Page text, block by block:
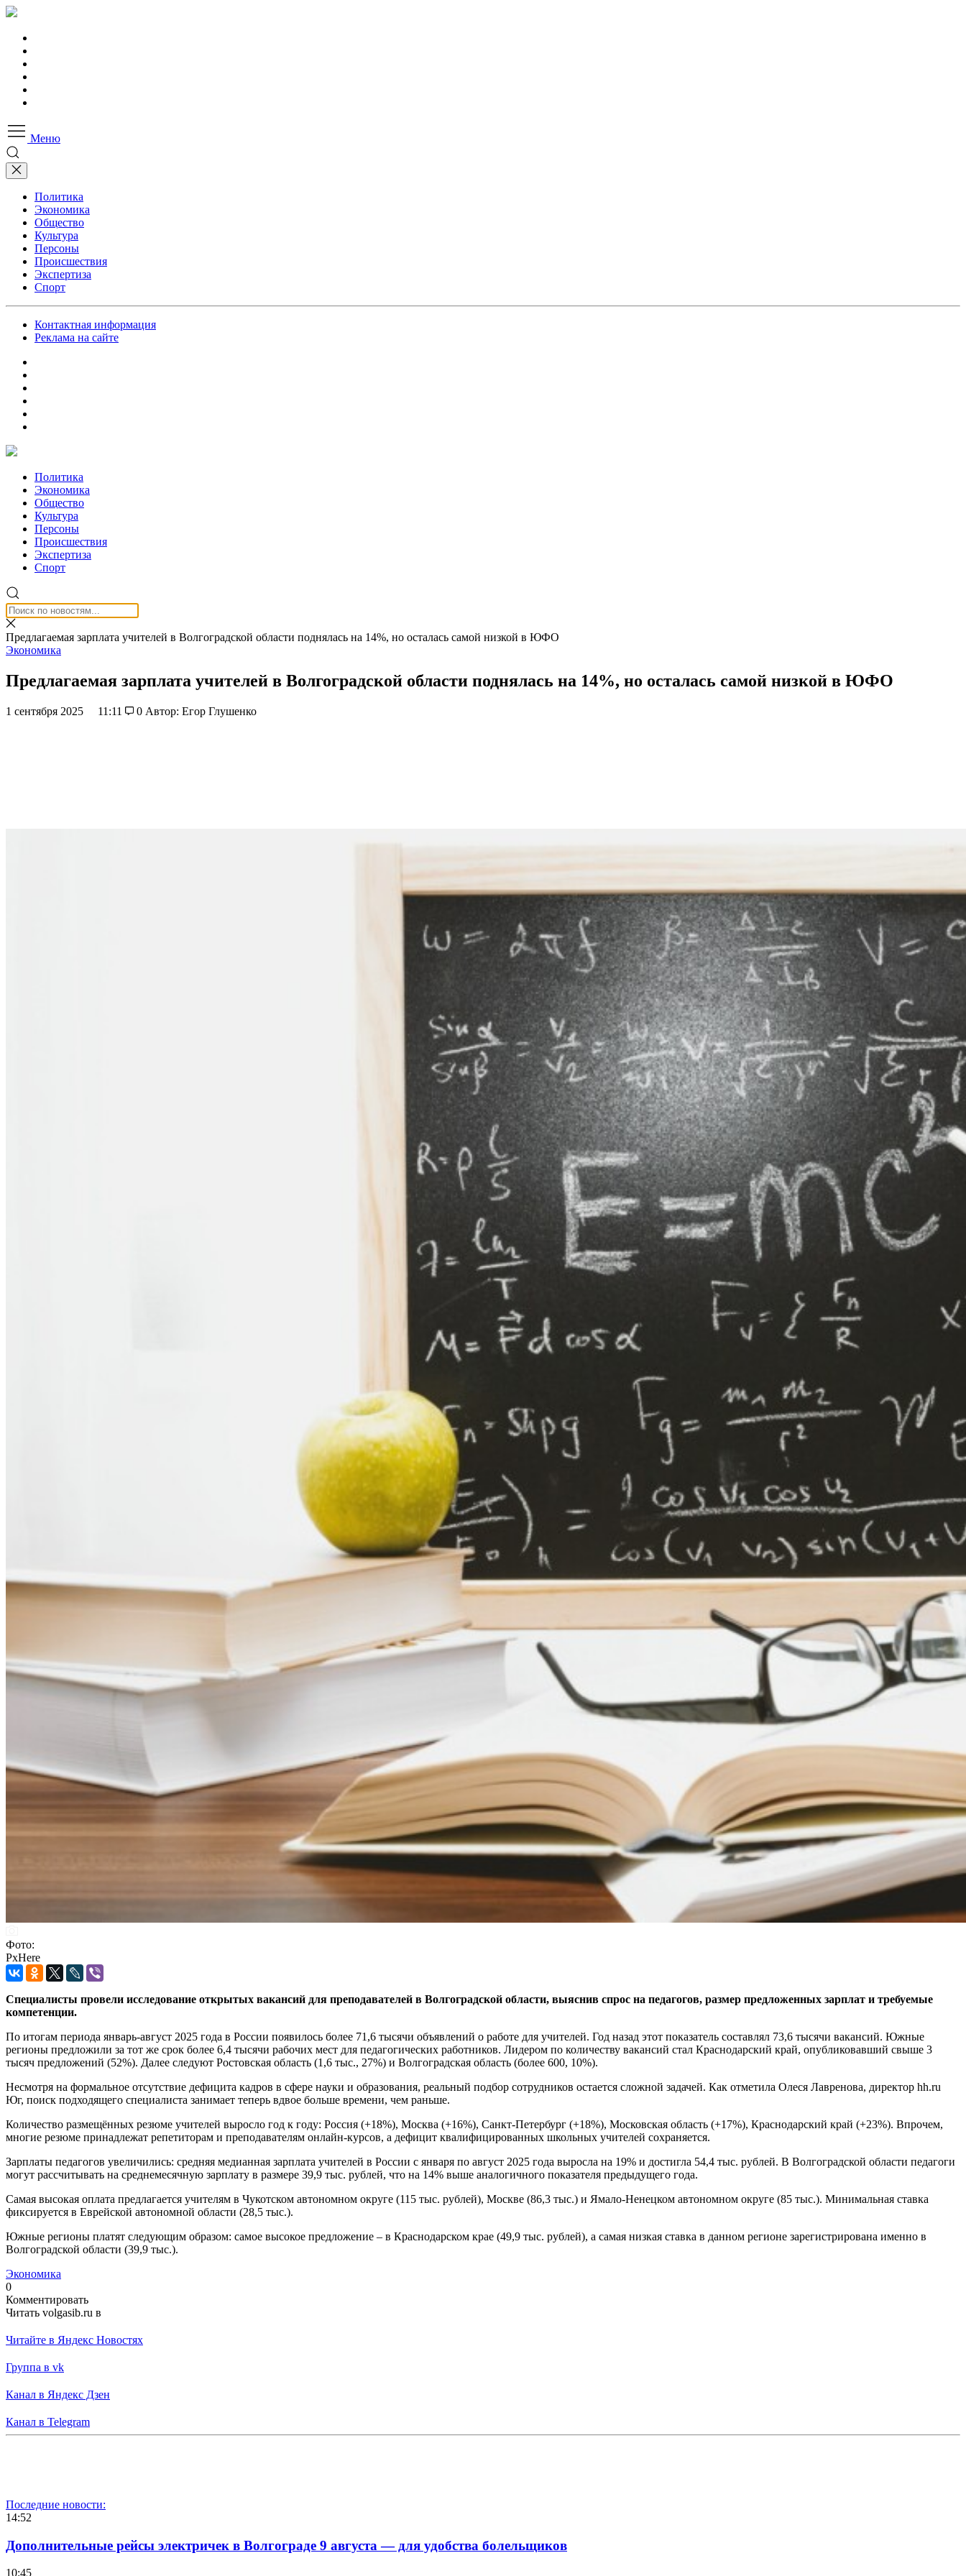
Меню
Политика
Экономика
Общество
Культура
Персоны
Происшествия
Экспертиза
Спорт
Контактная информация
Реклама на сайте
Политика
Экономика
Общество
Культура
Персоны
Происшествия
Экспертиза
Спорт
Предлагаемая зарплата учителей в Волгоградской области поднялась на 14%, но осталась самой низкой в ЮФО
Экономика
Предлагаемая зарплата учителей в Волгоградской области поднялась на 14%, но осталась самой низкой в ЮФО
1 сентября 2025 11:11 0 Автор: Егор Глушенко
Фото:
PxHere
Специалисты провели исследование открытых вакансий для преподавателей в Волгоградской области, выяснив спрос на педагогов, размер предложенных зарплат и требуемые
компетенции.
По итогам периода январь-август 2025 года в России появилось более 71,6 тысячи объявлений о работе для учителей. Год назад этот показатель составлял 73,6 тысячи вакансий. Южные
регионы предложили за тот же срок более 6,4 тысячи рабочих мест для педагогических работников. Лидером по количеству вакансий стал Краснодарский край, опубликовавший свыше 3
тысяч предложений (52%). Далее следуют Ростовская область (1,6 тыс., 27%) и Волгоградская область (более 600, 10%).
Несмотря на формальное отсутствие дефицита кадров в сфере науки и образования, реальный подбор сотрудников остается сложной задачей. Как отметила Олеся Лавренова, директор hh.ru
Юг, поиск подходящего специалиста занимает теперь вдвое больше времени, чем раньше.
Количество размещённых резюме учителей выросло год к году: Россия (+18%), Москва (+16%), Санкт-Петербург (+18%), Московская область (+17%), Краснодарский край (+23%). Впрочем,
многие резюме принадлежат репетиторам и преподавателям онлайн-курсов, а дефицит квалифицированных школьных учителей сохраняется.
Зарплаты педагогов увеличились: средняя медианная зарплата учителей в России с января по август 2025 года выросла на 19% и достигла 54,4 тыс. рублей. В Волгоградской области педагоги
могут рассчитывать на среднемесячную зарплату в размере 39,9 тыс. рублей, что на 14% выше аналогичного показателя предыдущего года.
Самая высокая оплата предлагается учителям в Чукотском автономном округе (115 тыс. рублей), Москве (86,3 тыс.) и Ямало-Ненецком автономном округе (85 тыс.). Минимальная ставка
фиксируется в Еврейской автономной области (28,5 тыс.).
Южные регионы платят следующим образом: самое высокое предложение – в Краснодарском крае (49,9 тыс. рублей), а самая низкая ставка в данном регионе зарегистрирована именно в
Волгоградской области (39,9 тыс.).
Экономика
0
Комментировать
Читать volgasib.ru в
Читайте в Яндекс Новостях
Группа в vk
Канал в Яндекс Дзен
Канал в Telegram
Последние новости:
14:52
Дополнительные рейсы электричек в Волгограде 9 августа — для удобства болельщиков
10:45